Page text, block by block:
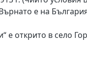
е на
открито в село